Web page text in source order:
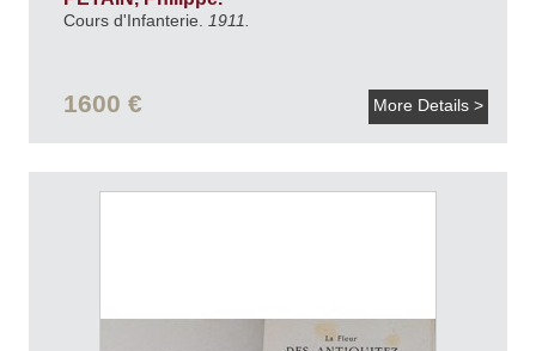
Cours d'Infanterie. 1911.
1600 € More Details >